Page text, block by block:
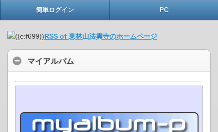
簡単ログイン PC
RSS of 東林山法雲寺のホームページ
マイアルバム